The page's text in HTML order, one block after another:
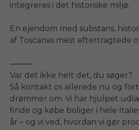
integreres i det historiske miljø.
En ejendom med substans,
af Toscanas mest eftertragtede
⸻
Var det ikke helt det, du søger?
Så kontakt os allerede nu og
drømmer om. Vi har hjulpet
finde og købe boliger i hele
år – og vi ved, hvordan vi gør